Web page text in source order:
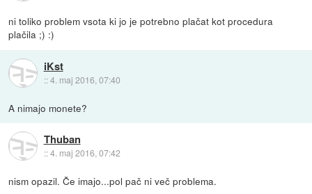
ni toliko problem vsota ki jo je potrebno plačat kot procedura
plačila ;) :)
iKst
::4. maj 2016, 07:40
A nimajo monete?
Thuban
::4. maj 2016, 07:42
nism opazil. Če imajo...pol pač ni več problema.